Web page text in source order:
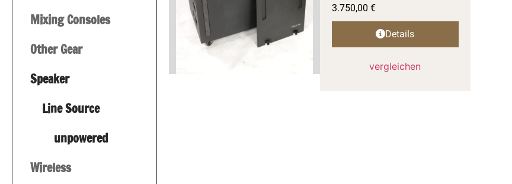
Mixing Consoles
Other Gear
Speaker
Line Source
unpowered
Wireless
3.750,00 €
Details
vergleichen